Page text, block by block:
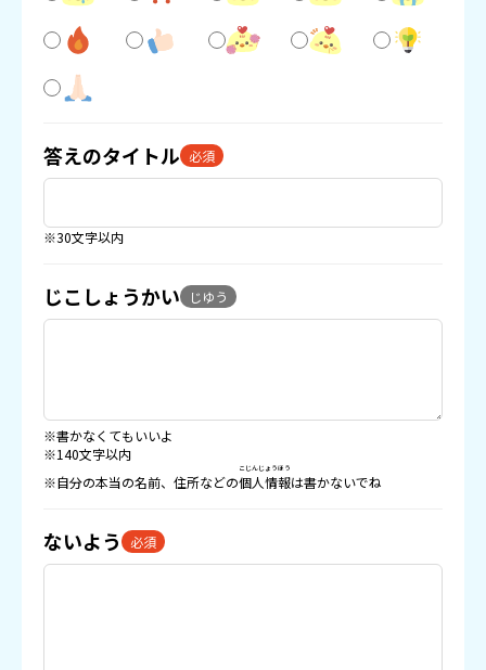
答えのタイトル 必須
※30文字以内
じこしょうかい じゆう
※書かなくてもいいよ
※140文字以内
※自分の本当の名前、住所などの個人情報
こじんじょうほう
は書かないでね
ないよう 必須